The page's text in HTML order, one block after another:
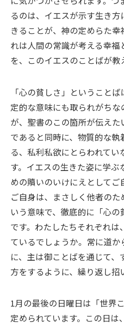
るのは、イエスが示す生き
きることが、神の定めらた
れは人間の常識が考える幸福
を、このイエスのことばが教
「心の貧しさ」ということ
定的な意味にも取られがち
が、聖書のこの箇所が伝えた
であると同時に、物質的な執
る、私利私欲にとらわれてい
す。イエスの生きた姿に学ぶ
めの贖いのいけにえとしてご
ご自身は、まさしく他者の
いう意味で、徹底的に「心
です。わたしたちそれぞれは
ているでしょうか。常に道か
に、主は御ことばを通じて、
方をするように、繰り返し招
1月の最後の日曜日は「世界
定められています。この日は